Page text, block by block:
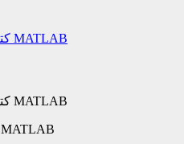
کتاب مبانی کدنویسی ریاضی در MATLAB